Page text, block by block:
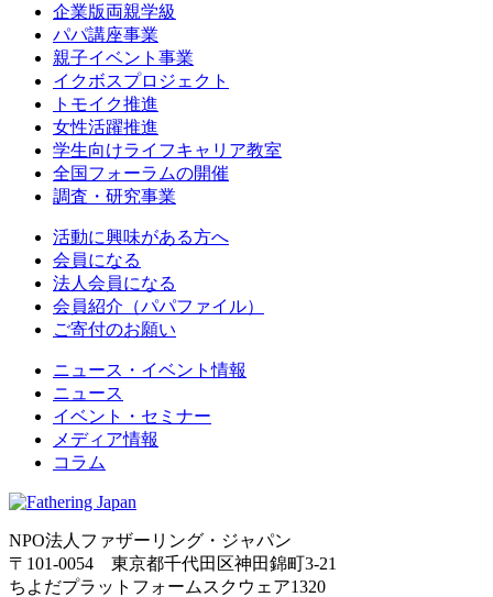
企業版両親学級
パパ講座事業
親子イベント事業
イクボスプロジェクト
トモイク推進
女性活躍推進
学生向けライフキャリア教室
全国フォーラムの開催
調査・研究事業
活動に興味がある方へ
会員になる
法人会員になる
会員紹介（パパファイル）
ご寄付のお願い
ニュース・イベント情報
ニュース
イベント・セミナー
メディア情報
コラム
NPO法人ファザーリング・ジャパン
〒101-0054 東京都千代田区神田錦町3-21
ちよだプラットフォームスクウェア1320